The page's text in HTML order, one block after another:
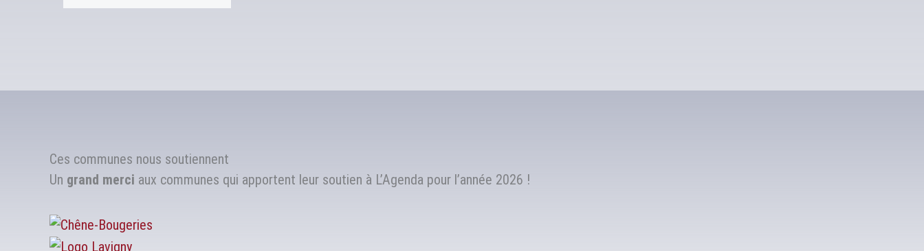
Ces communes nous soutiennent
Un grand merci aux communes qui apportent leur soutien à L’Agenda pour l’année 2026 !